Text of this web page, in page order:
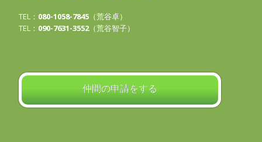
TEL： 080-1058-7845 （荒谷卓）
TEL： 090-7631-3552（荒谷智子）
仲間の申請をする